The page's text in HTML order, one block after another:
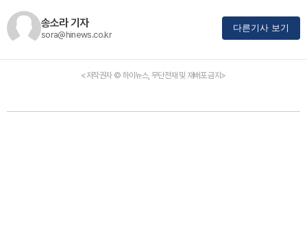
송소라 기자
sora@hinews.co.kr
다른기사 보기
<저작권자 © 하이뉴스, 무단전재 및 재배포 금지>